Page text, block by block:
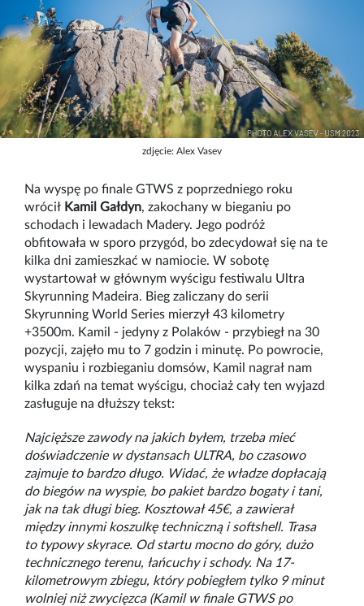
zdjęcie: Alex Vasev
Na wyspę po finale GTWS z poprzedniego roku
wrócił Kamil Gałdyn, zakochany w bieganiu po
schodach i lewadach Madery. Jego podróż
obfitowała w sporo przygód, bo zdecydował się na te
kilka dni zamieszkać w namiocie. W sobotę
wystartował w głównym wyścigu festiwalu Ultra
Skyrunning Madeira. Bieg zaliczany do serii
Skyrunning World Series mierzył 43 kilometry
+3500m. Kamil - jedyny z Polaków - przybiegł na 30
pozycji, zajęło mu to 7 godzin i minutę. Po powrocie,
wyspaniu i rozbieganiu domsów, Kamil nagrał nam
kilka zdań na temat wyścigu, chociaż cały ten wyjazd
zasługuje na dłuższy tekst:
Najcięższe zawody na jakich byłem, trzeba mieć
doświadczenie w dystansach ULTRA, bo czasowo
zajmuje to bardzo długo. Widać, że władze dopłacają
do biegów na wyspie, bo pakiet bardzo bogaty i tani,
jak na tak długi bieg. Kosztował 45€, a zawierał
między innymi koszulkę techniczną i softshell. Trasa
to typowy skyrace. Od startu mocno do góry, dużo
technicznego terenu, łańcuchy i schody. Na 17-
kilometrowym zbiegu, który pobiegłem tylko 9 minut
wolniej niż zwycięzca (Kamil w finale GTWS po